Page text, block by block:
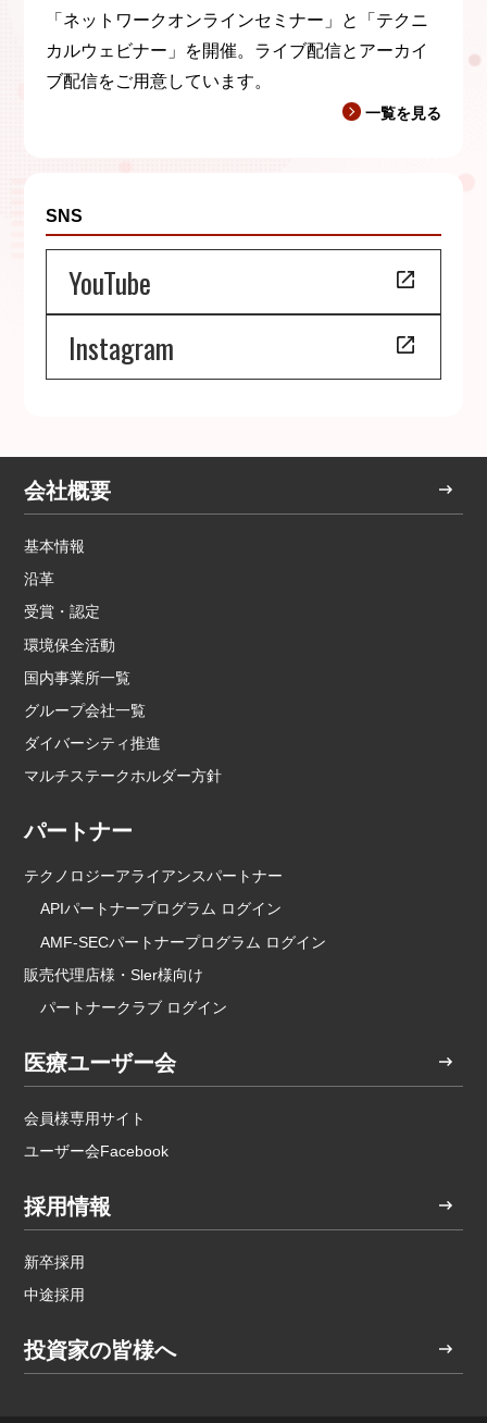
「ネットワークオンラインセミナー」と「テクニ
カルウェビナー」を開催。ライブ配信とアーカイ
ブ配信をご用意しています。
一覧を見る
SNS
YouTube
Instagram
会社概要
基本情報
沿革
受賞・認定
環境保全活動
国内事業所一覧
グループ会社一覧
ダイバーシティ推進
マルチステークホルダー方針
パートナー
テクノロジーアライアンスパートナー
APIパートナープログラム ログイン
AMF-SECパートナープログラム ログイン
販売代理店様・Sler様向け
パートナークラブ ログイン
医療ユーザー会
会員様専用サイト
ユーザー会Facebook
採用情報
新卒採用
中途採用
投資家の皆様へ